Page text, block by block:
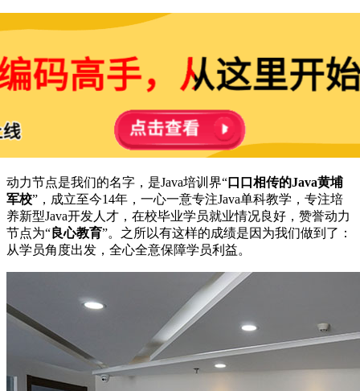
动力节点是我们的名字，是Java培训界“口口相传的Java黄埔
军校”，成立至今14年，一心一意专注Java单科教学，专注培
养新型Java开发人才，在校毕业学员就业情况良好，赞誉动力
节点为“ 良心教育”。之所以有这样的成绩是因为我们做到了：
从学员角度出发，全心全意保障学员利益。